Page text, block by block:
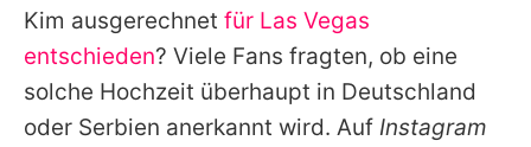
Kim ausgerechnet für Las Vegas
entschieden? Viele Fans fragten, ob eine
solche Hochzeit überhaupt in Deutschland
oder Serbien anerkannt wird. Auf Instagram